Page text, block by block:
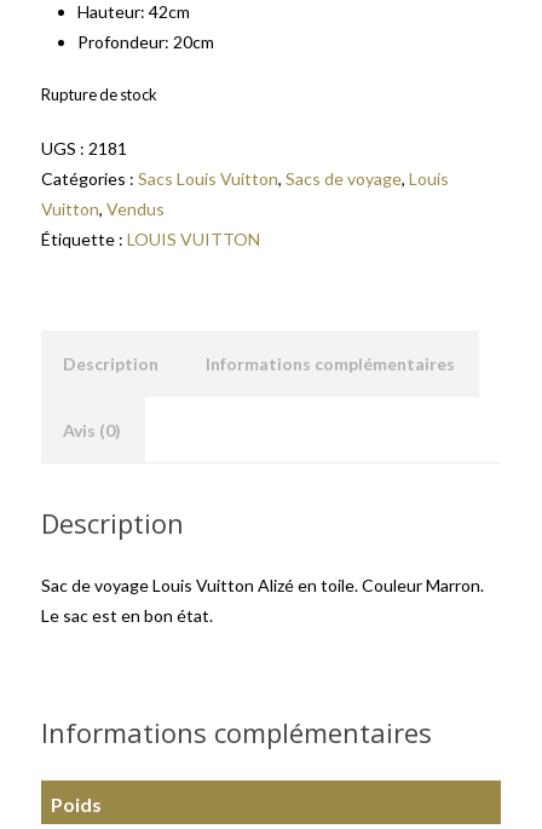
Hauteur: 42cm
Profondeur: 20cm
Rupture de stock
UGS : 2181
Catégories : Sacs Louis Vuitton, Sacs de voyage, Louis
Vuitton, Vendus
Étiquette : LOUIS VUITTON
Description Informations complémentaires
Avis (0)
Description
Sac de voyage Louis Vuitton Alizé en toile. Couleur Marron.
Le sac est en bon état.
Informations complémentaires
Poids